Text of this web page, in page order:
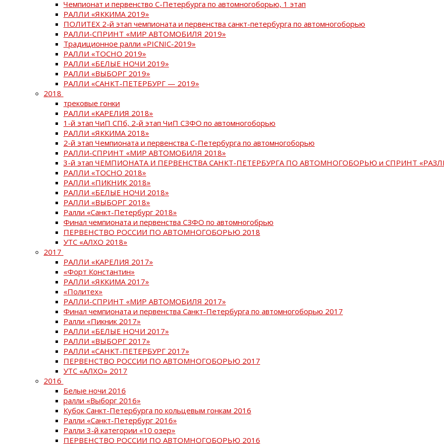
Чемпионат и первенство С-Петербурга по автомногоборью, 1 этап
РАЛЛИ «ЯККИМА 2019»
ПОЛИТЕХ 2-й этап чемпионата и первенства санкт-петербурга по автомногоборью
РАЛЛИ-СПРИНТ «МИР АВТОМОБИЛЯ 2019»
Традиционное ралли «PICNIC-2019»
РАЛЛИ «ТОСНО 2019»
РАЛЛИ «БЕЛЫЕ НОЧИ 2019»
РАЛЛИ «ВЫБОРГ 2019»
РАЛЛИ «САНКТ-ПЕТЕРБУРГ — 2019»
2018
трековые гонки
РАЛЛИ «КАРЕЛИЯ 2018»
1-й этап ЧиП СПб, 2-й этап ЧиП СЗФО по автомногоборью
РАЛЛИ «ЯККИМА 2018»
2-й этап Чемпионата и первенства С-Петербурга по автомногоборью
РАЛЛИ-СПРИНТ «МИР АВТОМОБИЛЯ 2018»
3-й этап ЧЕМПИОНАТА И ПЕРВЕНСТВА САНКТ-ПЕТЕРБУРГА ПО АВТОМНОГОБОРЬЮ и СПРИНТ
РАЛЛИ «ТОСНО 2018»
РАЛЛИ «ПИКНИК 2018»
РАЛЛИ «БЕЛЫЕ НОЧИ 2018»
РАЛЛИ «ВЫБОРГ 2018»
Ралли «Санкт-Петербург 2018»
Финал чемпионата и первенства СЗФО по автомногобрью
ПЕРВЕНСТВО РОССИИ ПО АВТОМНОГОБОРЬЮ 2018
УТС «АЛХО 2018»
2017
РАЛЛИ «КАРЕЛИЯ 2017»
«Форт Константин»
РАЛЛИ «ЯККИМА 2017»
«Политех»
РАЛЛИ-СПРИНТ «МИР АВТОМОБИЛЯ 2017»
Финал чемпионата и первенства Санкт-Петербурга по автомногоборью 2017
Ралли «Пикник 2017»
РАЛЛИ «БЕЛЫЕ НОЧИ 2017»
РАЛЛИ «ВЫБОРГ 2017»
РАЛЛИ «САНКТ-ПЕТЕРБУРГ 2017»
ПЕРВЕНСТВО РОССИИ ПО АВТОМНОГОБОРЬЮ 2017
УТС «АЛХО» 2017
2016
Белые ночи 2016
ралли «Выборг 2016»
Кубок Санкт-Петербурга по кольцевым гонкам 2016
Ралли «Санкт-Петербург 2016»
Ралли 3-й категории «10 озер»
ПЕРВЕНСТВО РОССИИ ПО АВТОМНОГОБОРЬЮ 2016